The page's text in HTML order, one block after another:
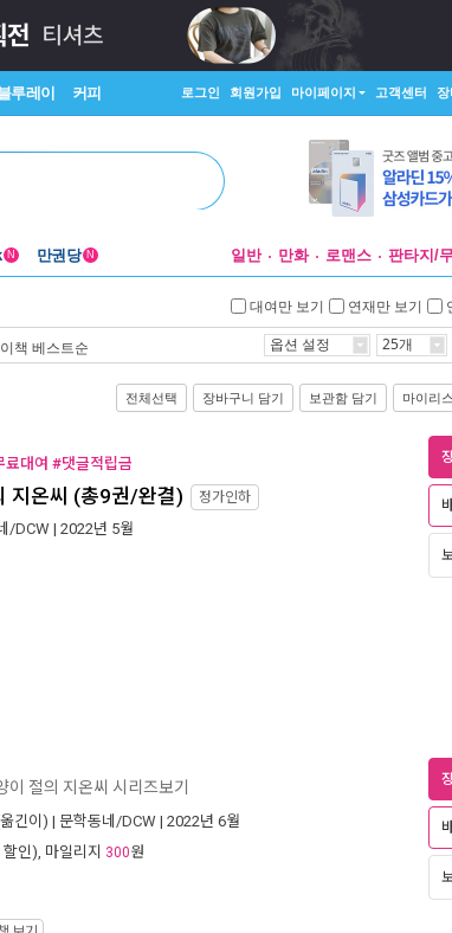
루레이 커피 로그인 회원가입 마이페이지 고객센터
N 만권당 N 일반 만화 로맨스 판타지/
대여만 보기 연재만 보기
책 베스트순 옵션 설정 25개
전체선택 장바구니 담기 보관함 담기 마이리
료대여 #댓글적립금
지온씨 (총9권/완결) 정가인하
/DCW | 2022년 5월
이 절의 지온씨 시리즈보기
긴이) | 문학동네/DCW | 2022년 6월
할인), 마일리지 300원